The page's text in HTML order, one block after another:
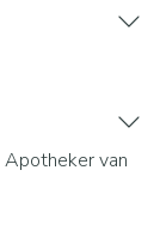
Apotheker van